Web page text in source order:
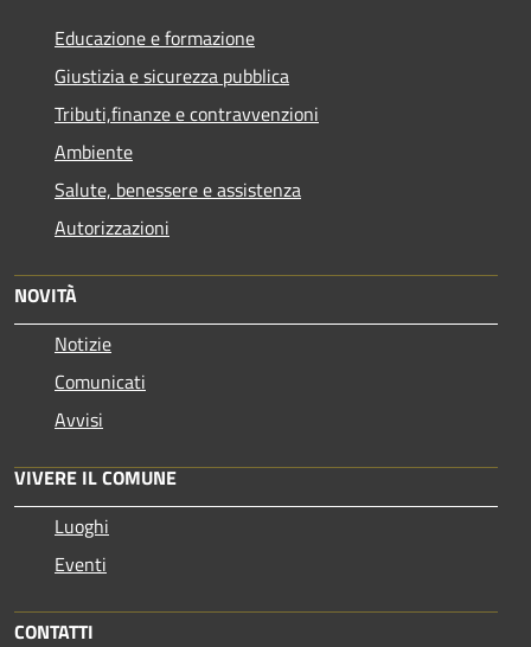
Educazione e formazione
Giustizia e sicurezza pubblica
Tributi,finanze e contravvenzioni
Ambiente
Salute, benessere e assistenza
Autorizzazioni
NOVITÀ
Notizie
Comunicati
Avvisi
VIVERE IL COMUNE
Luoghi
Eventi
CONTATTI